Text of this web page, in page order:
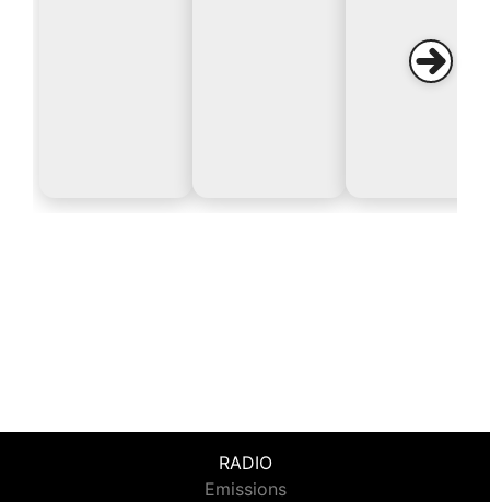
RADIO
Emissions